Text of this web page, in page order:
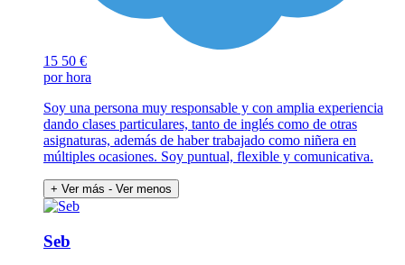
15 50 €
por hora
Soy una persona muy responsable y con amplia experiencia
dando clases particulares, tanto de inglés como de otras
asignaturas, además de haber trabajado como niñera en
múltiples ocasiones. Soy puntual, flexible y comunicativa.
+ Ver más - Ver menos
Seb